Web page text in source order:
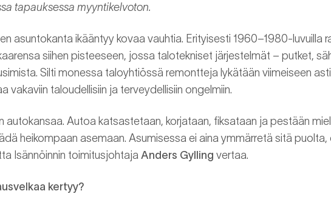
tapauksessa myyntikelvoton.
asuntokanta ikääntyy kovaa vauhtia. Erityisesti 1960–1980-luvuilla
siihen pisteeseen, jossa talotekniset järjestelmät – putket,
Silti monessa taloyhtiössä remontteja lykätään viimeiseen
vakaviin taloudellisiin ja terveydellisiin ongelmiin.
autokansaa. Autoa katsastetaan, korjataan, fiksataan ja pestään
heikompaan asemaan. Asumisessa ei aina ymmärretä sitä
Isännöinnin toimitusjohtaja Anders Gylling vertaa.
kertyy?